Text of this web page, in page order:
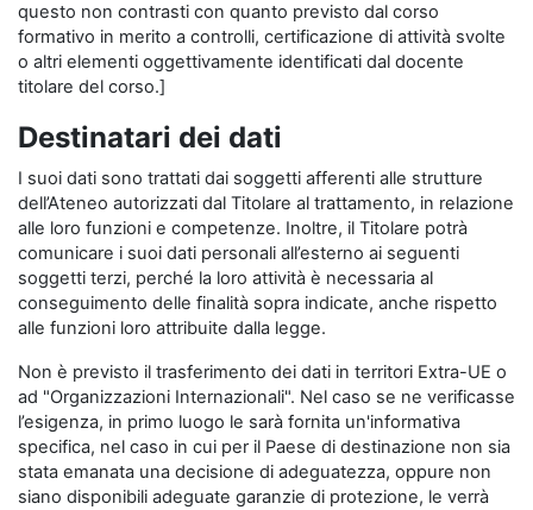
questo non contrasti con quanto previsto dal corso
formativo in merito a controlli, certificazione di attività svolte
o altri elementi oggettivamente identificati dal docente
titolare del corso.]
Destinatari dei dati
I suoi dati sono trattati dai soggetti afferenti alle strutture
dell’Ateneo autorizzati dal Titolare al trattamento, in relazione
alle loro funzioni e competenze. Inoltre, il Titolare potrà
comunicare i suoi dati personali all’esterno ai seguenti
soggetti terzi, perché la loro attività è necessaria al
conseguimento delle finalità sopra indicate, anche rispetto
alle funzioni loro attribuite dalla legge.
Non è previsto il trasferimento dei dati in territori Extra-UE o
ad "Organizzazioni Internazionali". Nel caso se ne verificasse
l’esigenza, in primo luogo le sarà fornita un'informativa
specifica, nel caso in cui per il Paese di destinazione non sia
stata emanata una decisione di adeguatezza, oppure non
siano disponibili adeguate garanzie di protezione, le verrà